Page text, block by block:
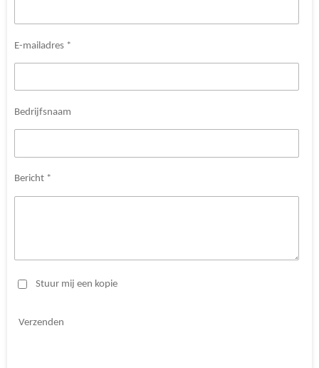
E-mailadres *
Bedrijfsnaam
Bericht *
Stuur mij een kopie
Verzenden